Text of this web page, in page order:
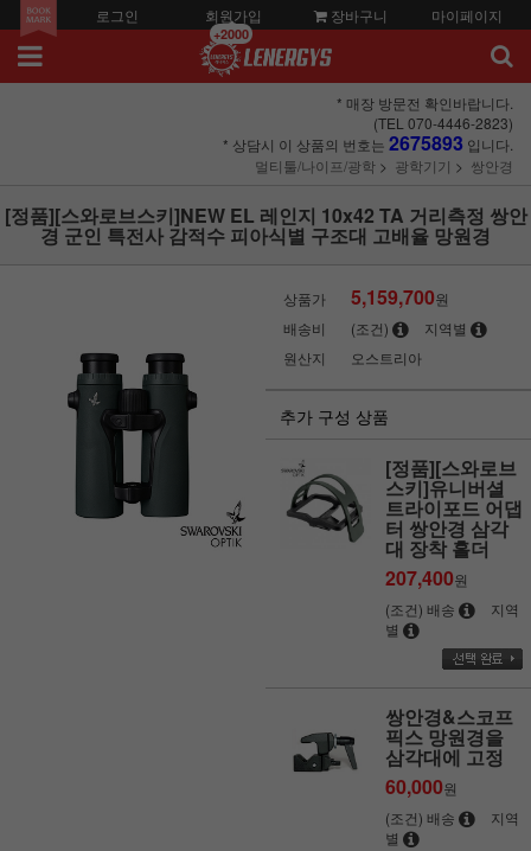
로그인 회원가입
+2000
장바구니 마이페이지
* 매장 방문전 확인바랍니다.
(TEL 070-4446-2823)
* 상담시 이 상품의 번호는 2675893 입니다.
멀티툴/나이프/광학
광학기기 쌍안경
[정품][스와로브스키]NEW EL 레인지 10x42 TA 거리측정 쌍안
경 군인 특전사 감적수 피아식별 구조대 고배율 망원경
상품가 5,159,700원
배송비
(조건)
지역별
원산지
오스트리아
추가 구성 상품
[정품][스와로브
스키]유니버셜
트라이포드 어댑
터 쌍안경 삼각
대 장착 홀더
207,400원
(조건) 배송
지역
별
쌍안경&스코프
픽스 망원경을
삼각대에 고정
60,000원
(조건) 배송
지역
별